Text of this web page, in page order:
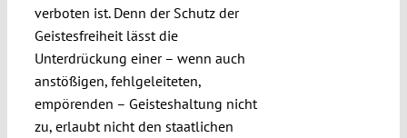
verboten ist. Denn der Schutz der
Geistesfreiheit lässt die
Unterdrückung einer – wenn auch
anstößigen, fehlgeleiteten,
empörenden – Geisteshaltung nicht
zu, erlaubt nicht den staatlichen